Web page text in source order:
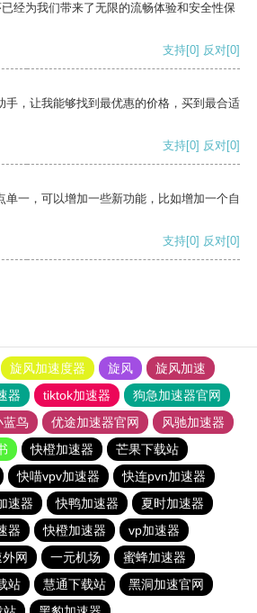
经为我们带来了无限的流畅体验和安全性保
支持[0] 反对[0]
手，让我能够找到最优惠的价格，买到最合适
支持[0] 反对[0]
单一，可以增加一些新功能，比如增加一个自
支持[0] 反对[0]
旋风加速度器 旋风
旋风加速
器 tiktok加速器
狗急加速器官网
蓝鸟 优途加速器官网
风驰加速器
快橙加速器
芒果下载站
快喵vpv加速器
快连pvn加速器
速器 快鸭加速器
夏时加速器
器 快橙加速器
vp加速器
网 一元机场
蜜蜂加速器
站 慧通下载站
黑洞加速官网